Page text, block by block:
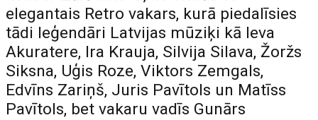
elegantais Retro vakars, kurā piedalīsies
tādi leģendāri Latvijas mūziķi kā Ieva
Akuratere, Ira Krauja, Silvija Silava, Žoržs
Siksna, Uģis Roze, Viktors Zemgals,
Edvīns Zariņš, Juris Pavītols un Matīss
Pavītols, bet vakaru vadīs Gunārs